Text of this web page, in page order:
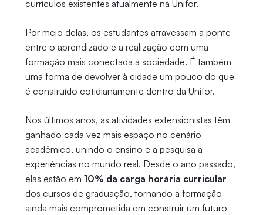
currículos existentes atualmente na Unifor.
Por meio delas, os estudantes atravessam a ponte
entre o aprendizado e a realização com uma
formação mais conectada à sociedade. É também
uma forma de devolver à cidade um pouco do que
é construído cotidianamente dentro da Unifor.
Nos últimos anos, as atividades extensionistas têm
ganhado cada vez mais espaço no cenário
acadêmico, unindo o ensino e a pesquisa a
experiências no mundo real. Desde o ano passado,
elas estão em 10% da carga horária curricular
dos cursos de graduação, tornando a formação
ainda mais comprometida em construir um futuro